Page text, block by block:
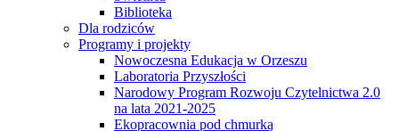
Biblioteka
Dla rodziców
Programy i projekty
Nowoczesna Edukacja w Orzeszu
Laboratoria Przyszłości
Narodowy Program Rozwoju Czytelnictwa 2.0
na lata 2021-2025
Ekopracownia pod chmurką